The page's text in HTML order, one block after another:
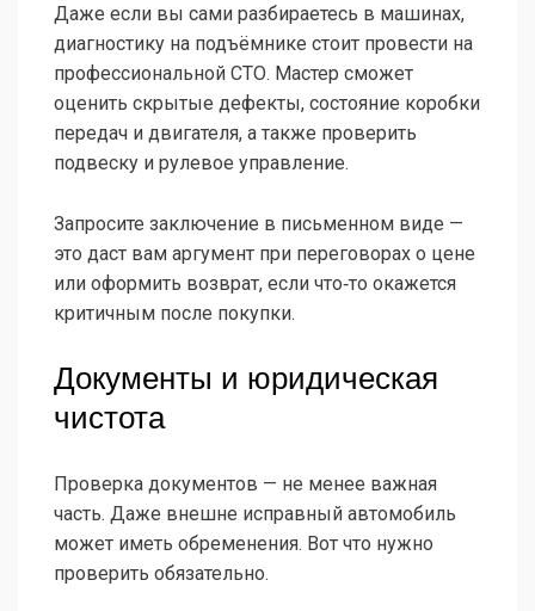
Даже если вы сами разбираетесь в машинах,
диагностику на подъёмнике стоит провести на
профессиональной СТО. Мастер сможет
оценить скрытые дефекты, состояние коробки
передач и двигателя, а также проверить
подвеску и рулевое управление.
Запросите заключение в письменном виде —
это даст вам аргумент при переговорах о цене
или оформить возврат, если что‑то окажется
критичным после покупки.
Документы и юридическая
чистота
Проверка документов — не менее важная
часть. Даже внешне исправный автомобиль
может иметь обременения. Вот что нужно
проверить обязательно.